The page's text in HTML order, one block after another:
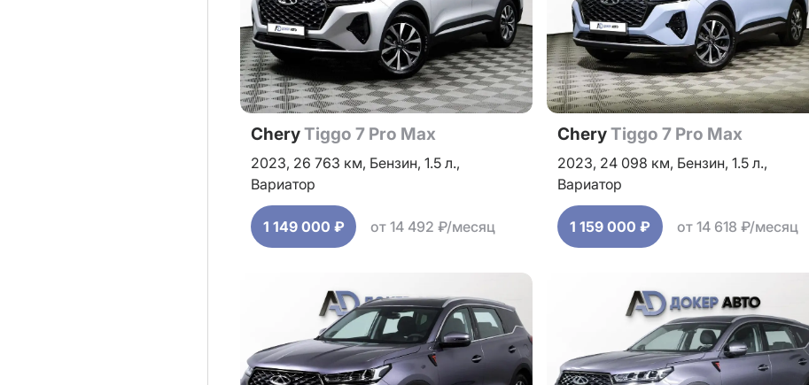
CheryTiggo 7 Pro Max
2023, 26 763 км, Бензин, 1.5 л.,
Вариатор
1 149 000 ₽ от 14 492 ₽/месяц
CheryTiggo 7 Pro Max
2023, 24 098 км, Бензин, 1.5 л.,
Вариатор
1 159 000 ₽ от 14 618 ₽/месяц